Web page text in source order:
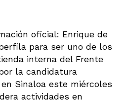
oficial: Enrique de
para ser uno de los
interna del Frente
la candidatura
Sinaloa este miércoles
actividades en